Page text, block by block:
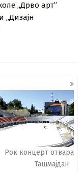
„Дрво арт”
„Дизајн
Рок концерт отвара
Ташмајдан